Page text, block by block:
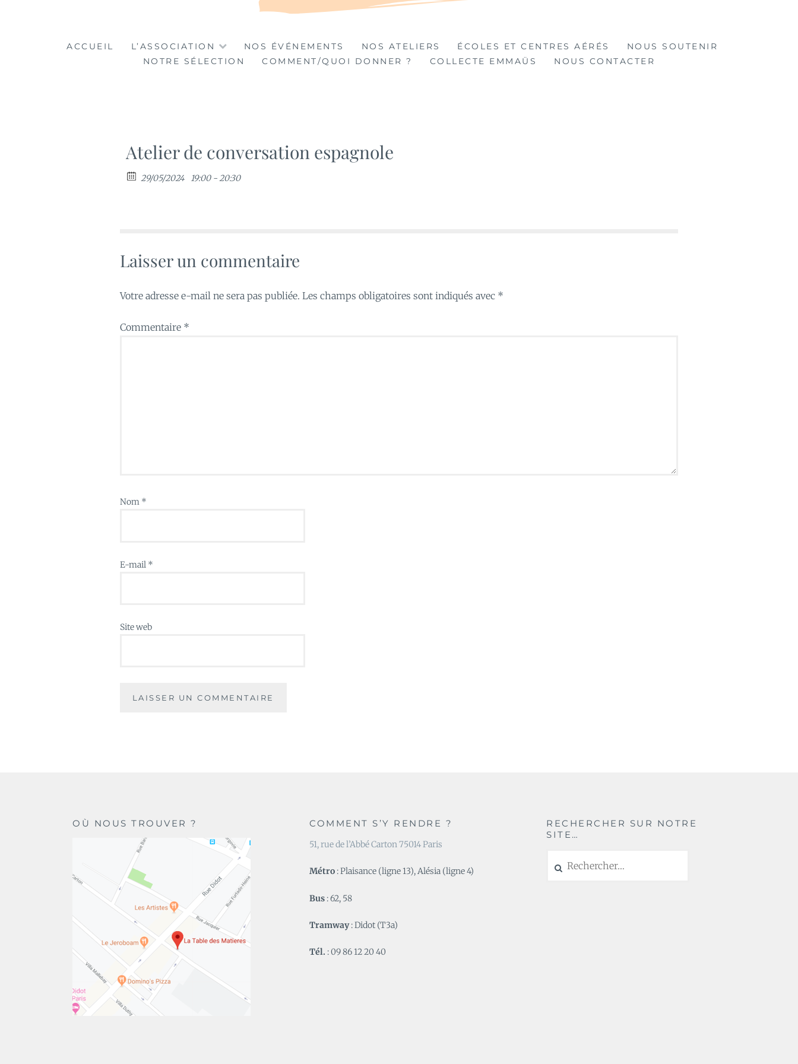
LA TABLE DES MATIÈRES
ACCUEIL L’ASSOCIATION NOS ÉVÉNEMENTS NOS ATELIERS ÉCOLES ET CENTRES AÉRÉS
NOUS SOUTENIR
NOTRE SÉLECTION
COMMENT/QUOI DONNER ? COLLECTE EMMAÜS NOUS CONTACTER
Atelier de conversation espagnole
29/05/2024 19:00 - 20:30
Laisser un commentaire
Votre adresse e-mail ne sera pas publiée. Les champs obligatoires sont indiqués avec *
Commentaire *
Nom *
E-mail *
Site web
OÙ NOUS TROUVER ? COMMENT S’Y RENDRE ?
51, rue de l’Abbé Carton 75014 Paris
Métro : Plaisance (ligne 13), Alésia (ligne 4)
Bus : 62, 58
Tramway: Didot (T3a)
Tél. : 09 86 12 20 40
RECHERCHER SUR NOTRE
SITE…